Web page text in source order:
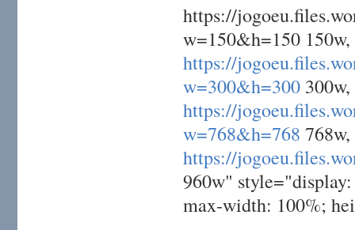
https://
w=150&h=150 150w,
https://
w=300&h=300 300w,
https://
w=768&h=768 768w,
https://
960w"
max-width: 100%;